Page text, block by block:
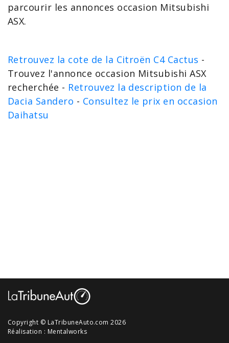
parcourir les annonces occasion Mitsubishi
ASX.
Retrouvez la cote de la Citroën C4 Cactus -
Trouvez l'annonce occasion Mitsubishi ASX
recherchée - Retrouvez la description de la
Dacia Sandero - Consultez le prix en occasion
Daihatsu
Copyright © LaTribuneAuto.com 2026
Réalisation : Mentalworks